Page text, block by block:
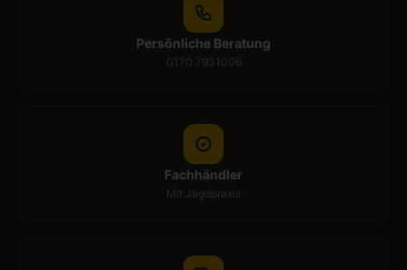
Persönliche Beratung
0170 7931006
Fachhändler
Mit Jagdpraxis